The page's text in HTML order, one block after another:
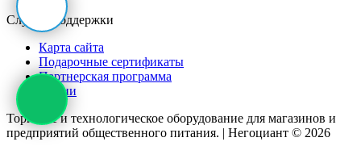
Служба поддержки
Карта сайта
Подарочные сертификаты
Партнерская программа
Акции
Торговое и технологическое оборудование для магазинов и
предприятий общественного питания. | Негоциант © 2026